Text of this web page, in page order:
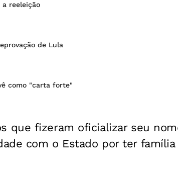
reeleição
de Lula
como "carta forte"
que fizeram oficializar seu
com o Estado por ter família